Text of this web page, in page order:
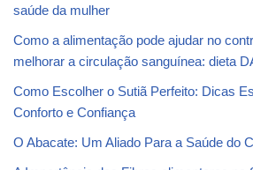
saúde da mulher
Como a alimentação pode ajudar no
melhorar a circulação sanguínea: dieta
Como Escolher o Sutiã Perfeito: Dicas
Conforto e Confiança
O Abacate: Um Aliado Para a Saúde do